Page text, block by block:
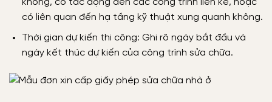
có liên quan đến hạ tầng kỹ thuật xung quanh không.
Thời gian dự kiến thi công: Ghi rõ ngày bắt đầu và
ngày kết thúc dự kiến của công trình sửa chữa.